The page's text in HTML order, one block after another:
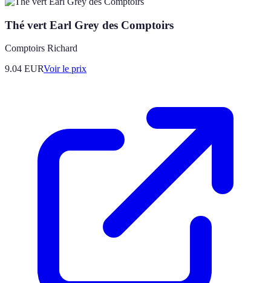
Thé vert Earl Grey des Comptoirs
Comptoirs Richard
9.04 EURVoir le prix